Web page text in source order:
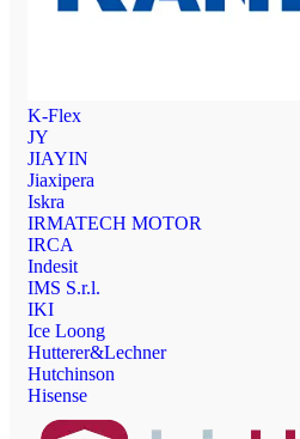
K-Flex
JY
JIAYIN
Jiaxipera
Iskra
IRMATECH MOTOR
IRCA
Indesit
IMS S.r.l.
IKI
Ice Loong
Hutterer&Lechner
Hutchinson
Hisense